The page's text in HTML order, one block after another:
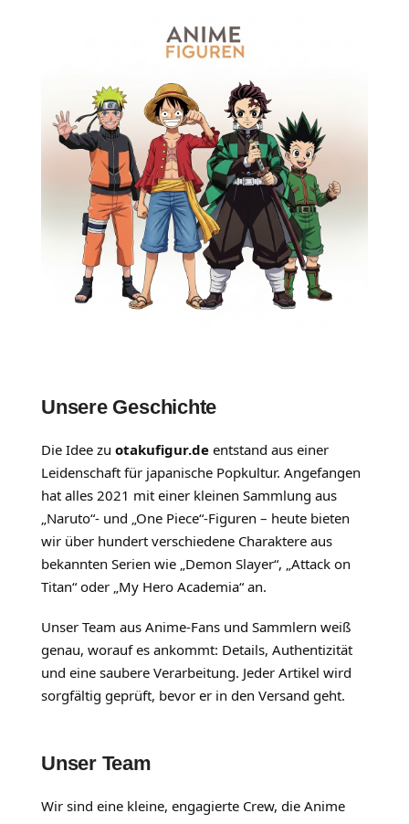
Unsere Geschichte
Die Idee zu otakufigur.de entstand aus einer
Leidenschaft für japanische Popkultur. Angefangen
hat alles 2021 mit einer kleinen Sammlung aus
„Naruto“- und „One Piece“-Figuren – heute bieten
wir über hundert verschiedene Charaktere aus
bekannten Serien wie „Demon Slayer“, „Attack on
Titan“ oder „My Hero Academia“ an.
Unser Team aus Anime-Fans und Sammlern weiß
genau, worauf es ankommt: Details, Authentizität
und eine saubere Verarbeitung. Jeder Artikel wird
sorgfältig geprüft, bevor er in den Versand geht.
Unser Team
Wir sind eine kleine, engagierte Crew, die Anime